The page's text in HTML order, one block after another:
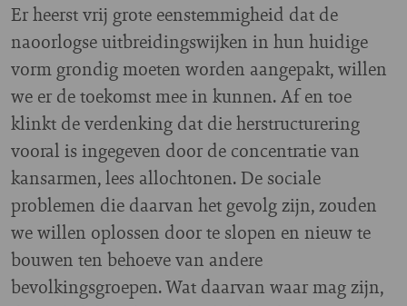
Er heerst vrij grote eenstemmigheid dat de
naoorlogse uitbreidingswijken in hun huidige
vorm grondig moeten worden aangepakt, willen
we er de toekomst mee in kunnen. Af en toe
klinkt de verdenking dat die herstructurering
vooral is ingegeven door de concentratie van
kansarmen, lees allochtonen. De sociale
problemen die daarvan het gevolg zijn, zouden
we willen oplossen door te slopen en nieuw te
bouwen ten behoeve van andere
bevolkingsgroepen. Wat daarvan waar mag zijn,